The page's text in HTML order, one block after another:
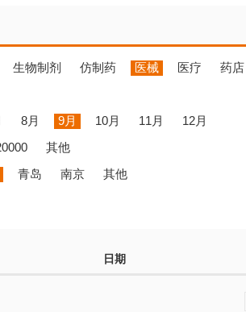
生物制剂 仿制药 医械 医疗 药店
8月 9月 10月 11月
12月
其他
青岛 南京
其他
日期